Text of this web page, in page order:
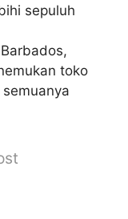
sepuluh
toko